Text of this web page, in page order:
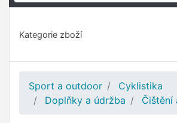
Kategorie zboží
Sport a outdoor
Cyklistika
Doplňky a údržba
Čištění